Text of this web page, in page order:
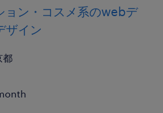
ョン・コスメ系のwebデ
ザイン
都